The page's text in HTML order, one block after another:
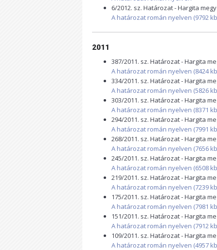
6/2012. sz. Határozat - Hargita
A határozat román nyelven (9792
2011
387/2011. sz. Határozat - Hargita
A határozat román nyelven (8424
334/2011. sz. Határozat - Hargita
A határozat román nyelven (5826
303/2011. sz. Határozat - Hargita
A határozat román nyelven (8371
294/2011. sz. Határozat - Hargita
A határozat román nyelven (7991
268/2011. sz. Határozat - Hargita
A határozat román nyelven (7656
245/2011. sz. Határozat - Hargita
A határozat román nyelven (6508
219/2011. sz. Határozat - Hargita
A határozat román nyelven (7239
175/2011. sz. Határozat - Hargita
A határozat román nyelven (7981
151/2011. sz. Határozat - Hargita
A határozat román nyelven (7912
109/2011. sz. Határozat - Hargita
A határozat román nyelven (4957